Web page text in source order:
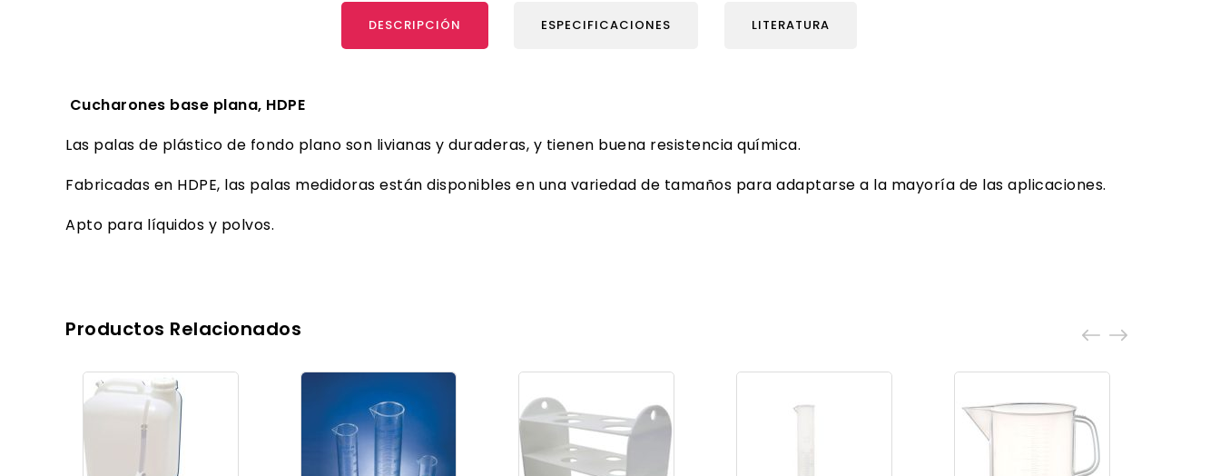
DESCRIPCIÓN ESPECIFICACIONES LITERATURA
Cucharones base plana, HDPE
Las palas de plástico de fondo plano son livianas y duraderas, y tienen buena resistencia química.
Fabricadas en HDPE, las palas medidoras están disponibles en una variedad de tamaños para adaptarse a la mayoría de las aplicaciones.
Apto para líquidos y polvos.
Productos Relacionados